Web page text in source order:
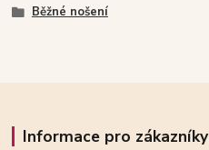
Běžné nošení
Informace pro zákazníky